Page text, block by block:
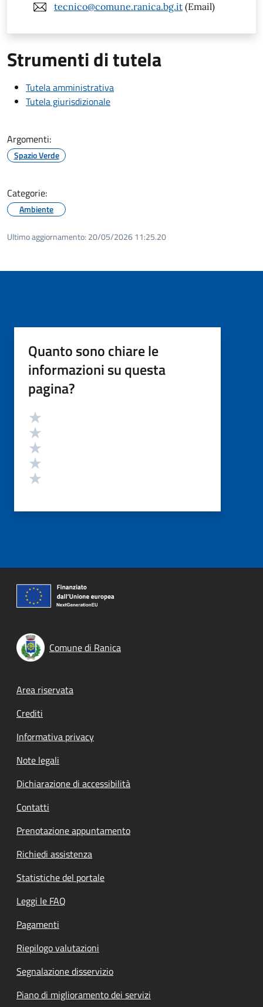
tecnico@comune.ranica.bg.it (Email)
Strumenti di tutela
Tutela amministrativa
Tutela giurisdizionale
Argomenti:
Spazio Verde
Categorie:
Ambiente
Ultimo aggiornamento: 20/05/2026 11:25.20
Quanto sono chiare le
informazioni su questa
pagina?
Valutazione
Comune di Ranica
Footer menu
Area riservata
Crediti
Informativa privacy
Note legali
Dichiarazione di accessibilità
Contatti
Prenotazione appuntamento
Richiedi assistenza
Statistiche del portale
Leggi le FAQ
Pagamenti
Riepilogo valutazioni
Segnalazione disservizio
Piano di miglioramento dei servizi